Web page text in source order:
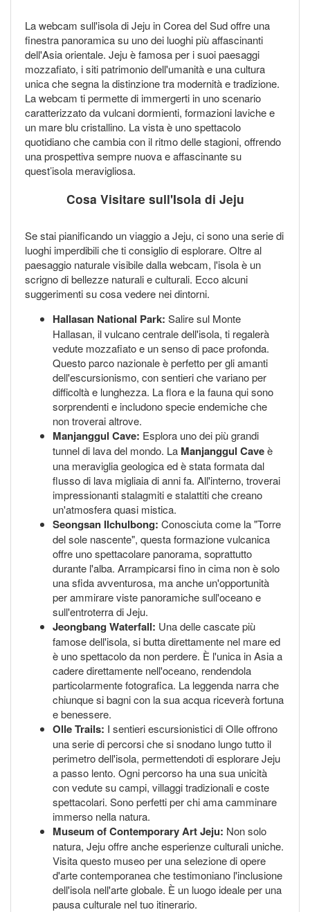
La webcam sull'isola di Jeju in Corea del Sud offre una
finestra panoramica su uno dei luoghi più affascinanti
dell'Asia orientale. Jeju è famosa per i suoi paesaggi
mozzafiato, i siti patrimonio dell'umanità e una cultura
unica che segna la distinzione tra modernità e tradizione.
La webcam ti permette di immergerti in uno scenario
caratterizzato da vulcani dormienti, formazioni laviche e
un mare blu cristallino. La vista è uno spettacolo
quotidiano che cambia con il ritmo delle stagioni, offrendo
una prospettiva sempre nuova e affascinante su
quest’isola meravigliosa.
Cosa Visitare sull'Isola di Jeju
Se stai pianificando un viaggio a Jeju, ci sono una serie di
luoghi imperdibili che ti consiglio di esplorare. Oltre al
paesaggio naturale visibile dalla webcam, l'isola è un
scrigno di bellezze naturali e culturali. Ecco alcuni
suggerimenti su cosa vedere nei dintorni.
Hallasan National Park: Salire sul Monte
Hallasan, il vulcano centrale dell'isola, ti regalerà
vedute mozzafiato e un senso di pace profonda.
Questo parco nazionale è perfetto per gli amanti
dell'escursionismo, con sentieri che variano per
difficoltà e lunghezza. La flora e la fauna qui sono
sorprendenti e includono specie endemiche che
non troverai altrove.
Manjanggul Cave: Esplora uno dei più grandi
tunnel di lava del mondo. La Manjanggul Caveè
una meraviglia geologica ed è stata formata dal
flusso di lava migliaia di anni fa. All'interno, troverai
impressionanti stalagmiti e stalattiti che creano
un'atmosfera quasi mistica.
Seongsan Ilchulbong: Conosciuta come la "Torre
del sole nascente", questa formazione vulcanica
offre uno spettacolare panorama, soprattutto
durante l'alba. Arrampicarsi fino in cima non è solo
una sfida avventurosa, ma anche un'opportunità
per ammirare viste panoramiche sull'oceano e
sull'entroterra di Jeju.
Jeongbang Waterfall: Una delle cascate più
famose dell'isola, si butta direttamente nel mare ed
è uno spettacolo da non perdere. È l'unica in Asia a
cadere direttamente nell'oceano, rendendola
particolarmente fotografica. La leggenda narra che
chiunque si bagni con la sua acqua riceverà fortuna
e benessere.
Olle Trails: I sentieri escursionistici di Olle offrono
una serie di percorsi che si snodano lungo tutto il
perimetro dell'isola, permettendoti di esplorare Jeju
a passo lento. Ogni percorso ha una sua unicità
con vedute su campi, villaggi tradizionali e coste
spettacolari. Sono perfetti per chi ama camminare
immerso nella natura.
Museum of Contemporary Art Jeju: Non solo
natura, Jeju offre anche esperienze culturali uniche.
Visita questo museo per una selezione di opere
d'arte contemporanea che testimoniano l'inclusione
dell'isola nell'arte globale. È un luogo ideale per una
pausa culturale nel tuo itinerario.